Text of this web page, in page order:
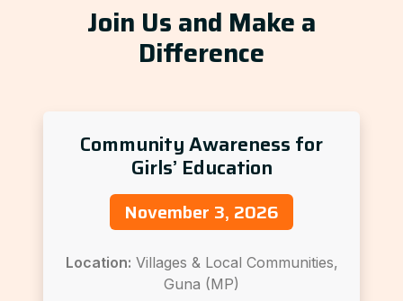
Join Us and Make a
Difference
Community Awareness for
Girls’ Education
November 3, 2026
Location: Villages & Local Communities,
Guna (MP)